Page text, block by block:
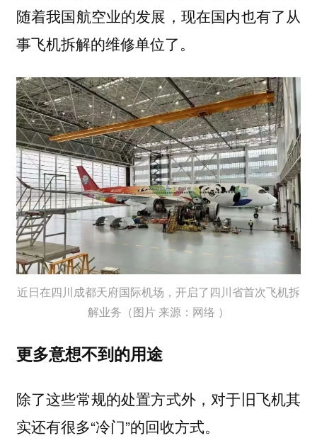
随着我国航空业的发展，现在国内也有了从
事飞机拆解的维修单位了。
近日在四川成都天府国际机场，开启了四川省首次飞机拆
解业务（图片 来源：网络 ）
更多意想不到的用途
除了这些常规的处置方式外，对于旧飞机其
实还有很多“冷门”的回收方式。